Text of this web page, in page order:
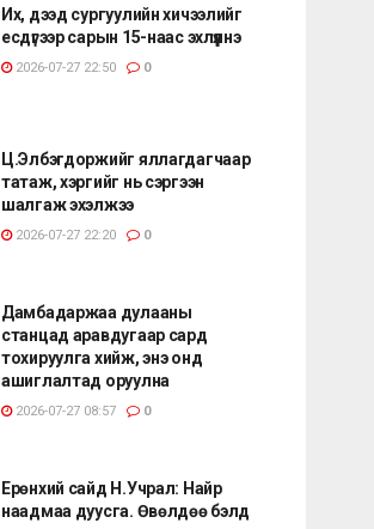
Их, дээд сургуулийн хичээлийг
есдүгээр сарын 15-наас эхлүүлнэ
2026-07-27 22:50 0
Ц.Элбэгдоржийг яллагдагчаар
татаж, хэргийг нь сэргээн
шалгаж эхэлжээ
2026-07-27 22:20 0
Дамбадаржаа дулааны
станцад аравдугаар сард
тохируулга хийж, энэ онд
ашиглалтад оруулна
2026-07-27 08:57 0
Ерөнхий сайд Н.Учрал: Найр
наадмаа дуусга. Өвөлдөө бэлд